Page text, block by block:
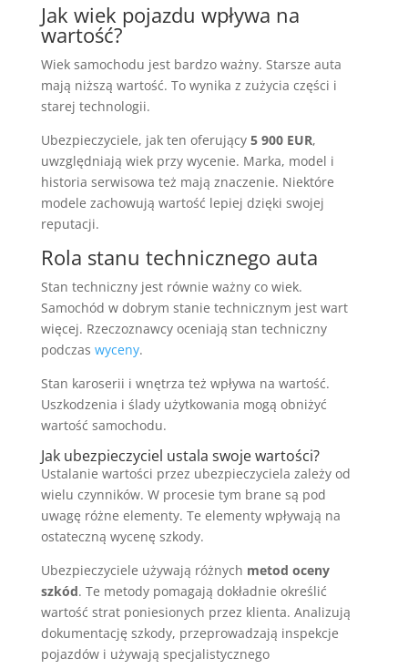
Jak wiek pojazdu wpływa na
wartość?
Wiek samochodu jest bardzo ważny. Starsze auta
mają niższą wartość. To wynika z zużycia części i
starej technologii.
Ubezpieczyciele, jak ten oferujący 5 900 EUR,
uwzględniają wiek przy wycenie. Marka, model i
historia serwisowa też mają znaczenie. Niektóre
modele zachowują wartość lepiej dzięki swojej
reputacji.
Rola stanu technicznego auta
Stan techniczny jest równie ważny co wiek.
Samochód w dobrym stanie technicznym jest wart
więcej. Rzeczoznawcy oceniają stan techniczny
podczas wyceny.
Stan karoserii i wnętrza też wpływa na wartość.
Uszkodzenia i ślady użytkowania mogą obniżyć
wartość samochodu.
Jak ubezpieczyciel ustala swoje wartości?
Ustalanie wartości przez ubezpieczyciela zależy od
wielu czynników. W procesie tym brane są pod
uwagę różne elementy. Te elementy wpływają na
ostateczną wycenę szkody.
Ubezpieczyciele używają różnych metod oceny
szkód. Te metody pomagają dokładnie określić
wartość strat poniesionych przez klienta. Analizują
dokumentację szkody, przeprowadzają inspekcje
pojazdów i używają specjalistycznego